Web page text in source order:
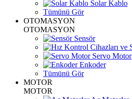
Solar Kablo
Tümünü Gör
OTOMASYON
OTOMASYON
Sensör
Servo Motor
Enkoder
Tümünü Gör
MOTOR
MOTOR